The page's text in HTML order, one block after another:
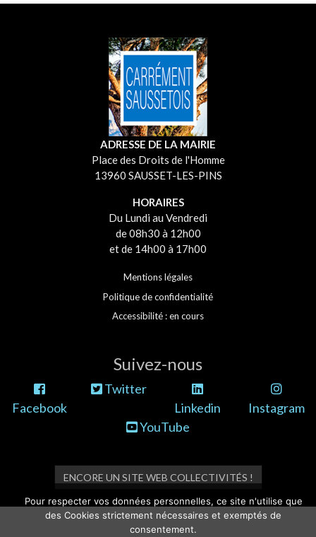
ADRESSE DE LA MAIRIE
Place des Droits de l'Homme
13960 SAUSSET-LES-PINS
HORAIRES
Du Lundi au Vendredi
de 08h30 à 12h00
et de 14h00 à 17h00
Mentions légales
Politique de confidentialité
Accessibilité : en cours
Suivez-nous
Facebook
Twitter
Linkedin
Instagram
YouTube
ENCORE UN SITE WEB COLLECTIVITÉS !
Pour respecter vos données personnelles, ce site n'utilise que
des Cookies strictement nécessaires et exemptés de
consentement.